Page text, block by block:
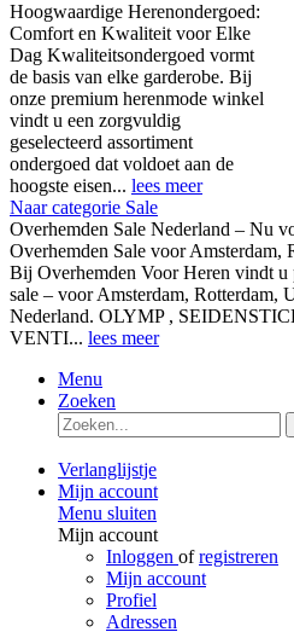
Hoogwaardige Herenondergoed:
Comfort en Kwaliteit voor Elke
Dag Kwaliteitsondergoed vormt
de basis van elke garderobe. Bij
onze premium herenmode winkel
vindt u een zorgvuldig
geselecteerd assortiment
ondergoed dat voldoet aan de
hoogste eisen... lees meer
Naar categorie Sale
Overhemden Sale Nederland – Nu
Overhemden Sale voor Amsterdam,
Bij Overhemden Voor Heren vindt u
sale – voor Amsterdam, Rotterdam,
Nederland. OLYMP ,
VENTI... lees meer
Menu
Zoeken
Verlanglijstje
Mijn account
Menu sluiten
Mijn account
Inloggen ofregistreren
Mijn account
Profiel
Adressen